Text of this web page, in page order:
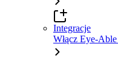
Integracje
Włącz Eye-